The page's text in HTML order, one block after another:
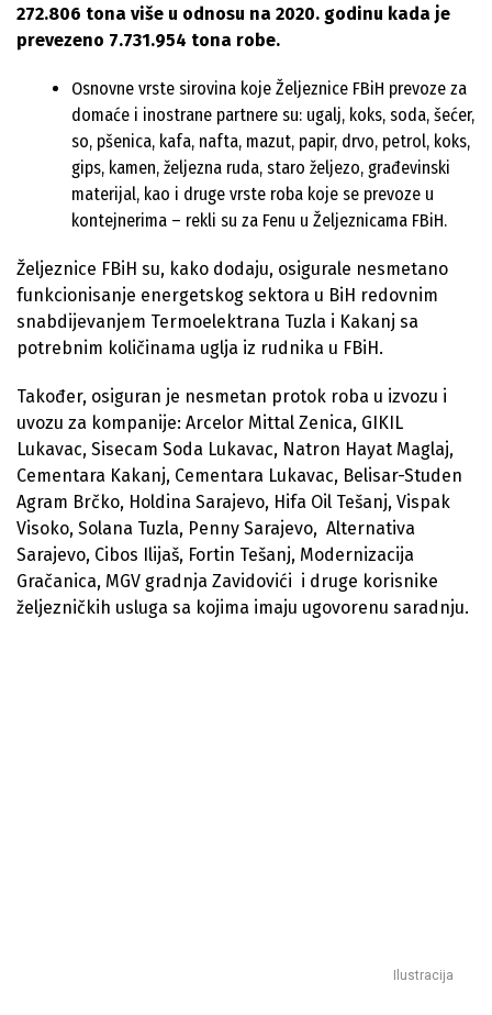
272.806 tona više u odnosu na 2020. godinu kada je
prevezeno 7.731.954 tona robe.
Osnovne vrste sirovina koje Željeznice FBiH prevoze za
domaće i inostrane partnere su: ugalj, koks, soda, šećer,
so, pšenica, kafa, nafta, mazut, papir, drvo, petrol, koks,
gips, kamen, željezna ruda, staro željezo, građevinski
materijal, kao i druge vrste roba koje se prevoze u
kontejnerima – rekli su za Fenu u Željeznicama FBiH.
Željeznice FBiH su, kako dodaju, osigurale nesmetano
funkcionisanje energetskog sektora u BiH redovnim
snabdijevanjem Termoelektrana Tuzla i Kakanj sa
potrebnim količinama uglja iz rudnika u FBiH.
Također, osiguran je nesmetan protok roba u izvozu i
uvozu za kompanije: Arcelor Mittal Zenica, GIKIL
Lukavac, Sisecam Soda Lukavac, Natron Hayat Maglaj,
Cementara Kakanj, Cementara Lukavac, Belisar-Studen
Agram Brčko, Holdina Sarajevo, Hifa Oil Tešanj, Vispak
Visoko, Solana Tuzla, Penny Sarajevo, Alternativa
Sarajevo, Cibos Ilijaš, Fortin Tešanj, Modernizacija
Gračanica, MGV gradnja Zavidovići i druge korisnike
željezničkih usluga sa kojima imaju ugovorenu saradnju.
Ilustracija